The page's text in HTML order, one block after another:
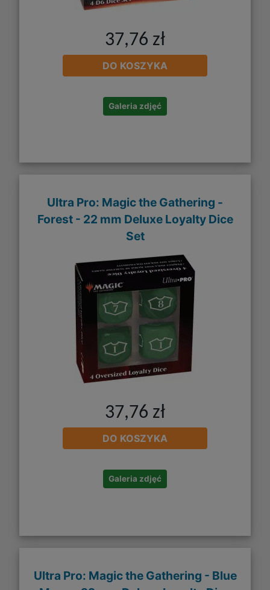
37,76 zł
DO KOSZYKA
Galeria zdjęć
Ultra Pro: Magic the Gathering -
Forest - 22 mm Deluxe Loyalty Dice
Set
37,76 zł
DO KOSZYKA
Galeria zdjęć
Ultra Pro: Magic the Gathering - Blue